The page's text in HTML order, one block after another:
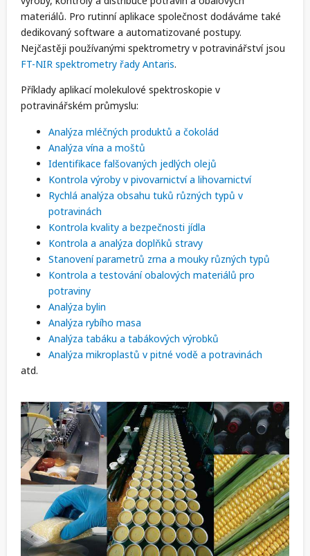
materiálů. Pro rutinní aplikace společnost dodáváme také
dedikovaný software a automatizované postupy.
Nejčastěji používanými spektrometry v potravinářství jsou
FT-NIR spektrometry řady Antaris.
Příklady aplikací molekulové spektroskopie v
potravinářském průmyslu:
Analýza mléčných produktů a čokolád
Analýza vína a moštů
Identifikace falšovaných jedlých olejů
Kontrola výroby v pivovarnictví a lihovarnictví
Rychlá analýza obsahu tuků různých typů v
potravinách
Kontrola kvality a bezpečnosti jídla
Kontrola a analýza doplňků stravy
Stanovení parametrů zrna a mouky různých typů
Kontrola a testování obalových materiálů pro
potraviny
Analýza bylin
Analýza rybího masa
Analýza tabáku a tabákových výrobků
Analýza mikroplastů v pitné vodě a potravinách
atd.